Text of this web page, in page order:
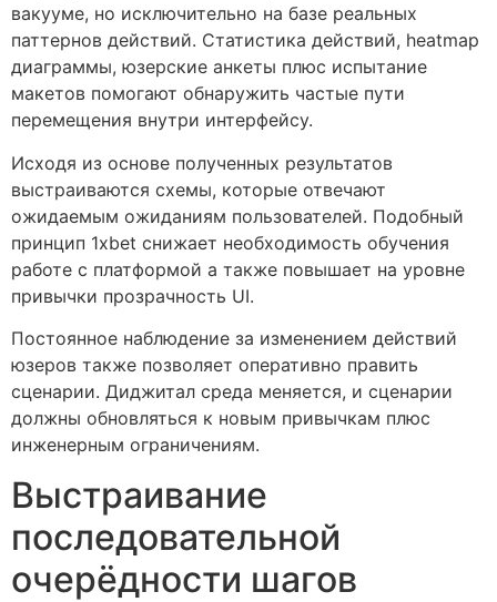
вакууме, но исключительно на базе реальных
паттернов действий. Статистика действий, heatmap
диаграммы, юзерские анкеты плюс испытание
макетов помогают обнаружить частые пути
перемещения внутри интерфейсу.
Исходя из основе полученных результатов
выстраиваются схемы, которые отвечают
ожидаемым ожиданиям пользователей. Подобный
принцип 1xbet снижает необходимость обучения
работе с платформой а также повышает на уровне
привычки прозрачность UI.
Постоянное наблюдение за изменением действий
юзеров также позволяет оперативно править
сценарии. Диджитал среда меняется, и сценарии
должны обновляться к новым привычкам плюс
инженерным ограничениям.
Выстраивание
последовательной
очерёдности шагов